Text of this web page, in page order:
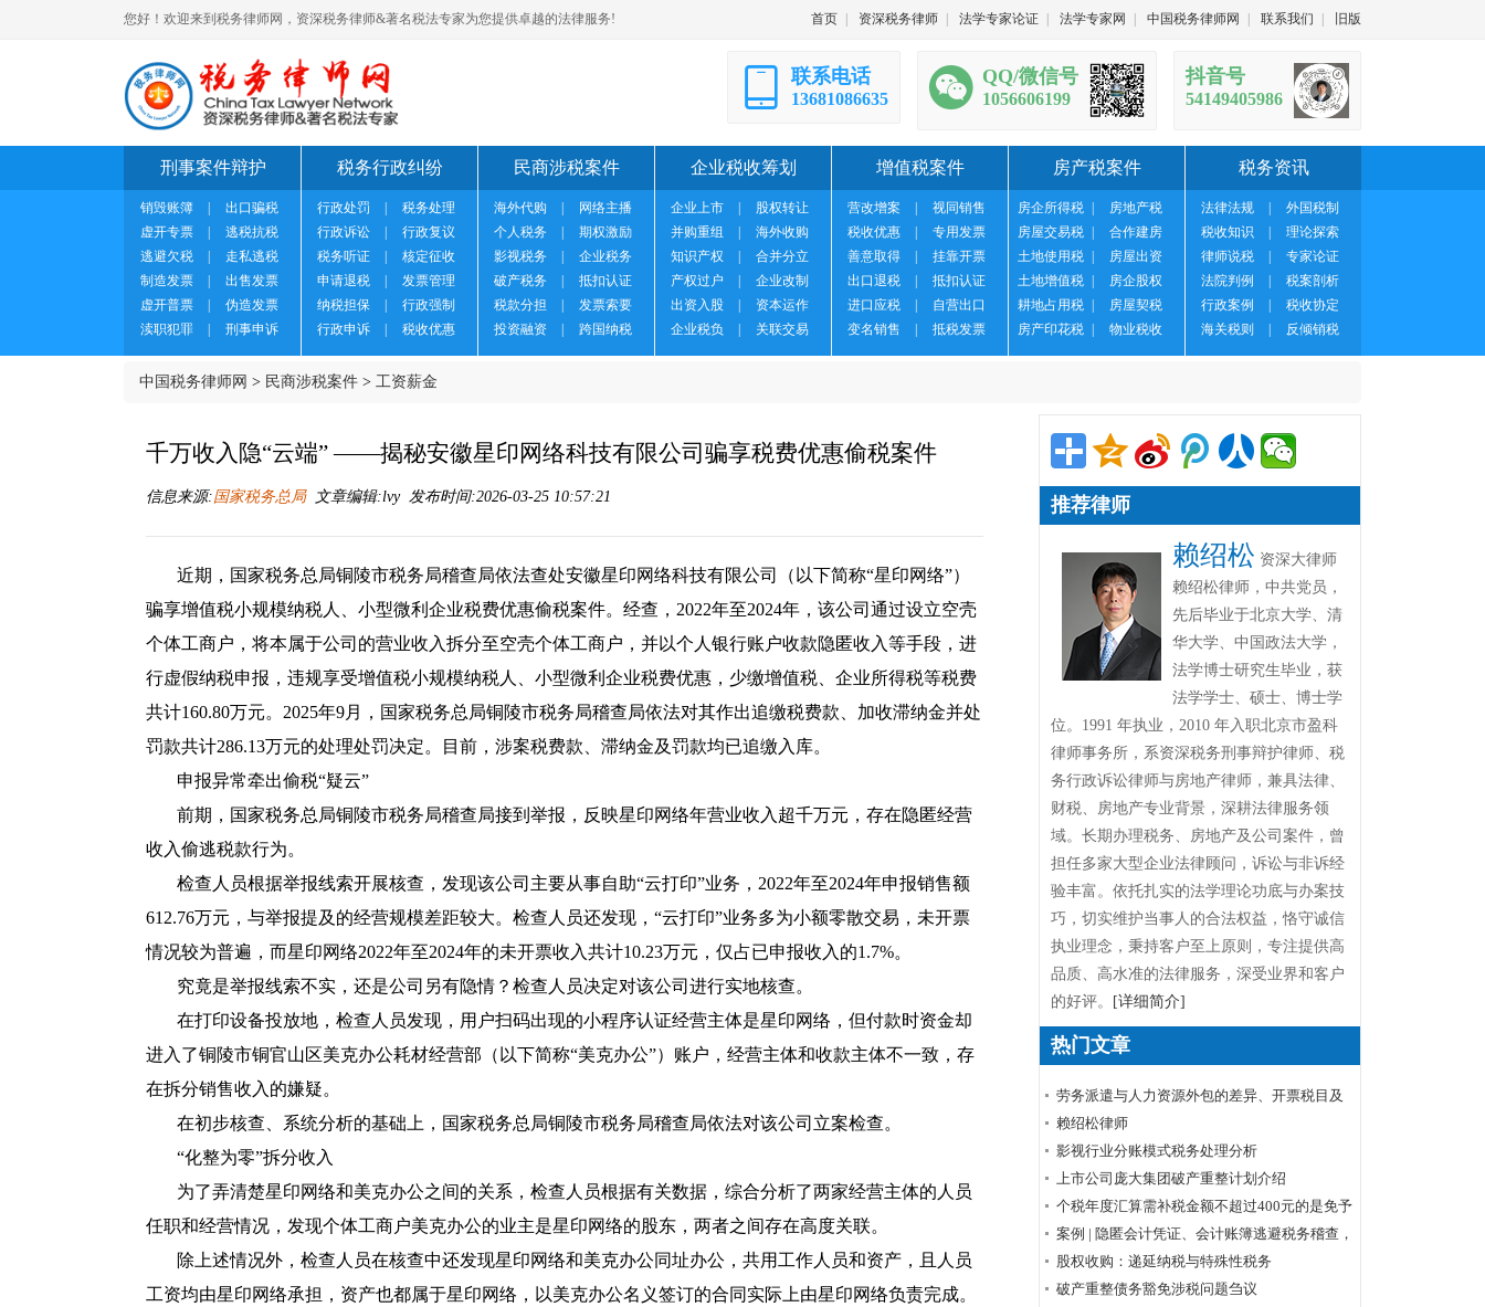
您好！欢迎来到税务律师网，资深税务律师&著名税法专家为您提供卓越的法律服务! 首页 资深税务律师 法学专家论证 法学专家网 中国税务律师网 联系我们 旧版
联系电话
13681086635
QQ/微信号
1056606199
抖音号
54149405986
刑事案件辩护
销毁账簿
出口骗税
虚开专票
逃税抗税
逃避欠税
走私逃税
制造发票
出售发票
虚开普票
伪造发票
渎职犯罪
刑事申诉
税务行政纠纷
行政处罚
税务处理
行政诉讼
行政复议
税务听证
核定征收
申请退税
发票管理
纳税担保
行政强制
行政申诉
税收优惠
民商涉税案件
海外代购
网络主播
个人税务
期权激励
影视税务
企业税务
破产税务
抵扣认证
税款分担
发票索要
投资融资
跨国纳税
企业税收筹划
企业上市
股权转让
并购重组
海外收购
知识产权
合并分立
产权过户
企业改制
出资入股
资本运作
企业税负
关联交易
增值税案件
营改增案
视同销售
税收优惠
专用发票
善意取得
挂靠开票
出口退税
抵扣认证
进口应税
自营出口
变名销售
抵税发票
房产税案件
房企所得税
房地产税
房屋交易税
合作建房
土地使用税
房屋出资
土地增值税
房企股权
耕地占用税
房屋契税
房产印花税
物业税收
税务资讯
法律法规
外国税制
税收知识
理论探索
律师说税
专家论证
法院判例
税案剖析
行政案例
税收协定
海关税则
反倾销税
中国税务律师网 > 民商涉税案件 > 工资薪金
千万收入隐“云端” ——揭秘安徽星印网络科技有限公司骗享税费优惠偷税案件
信息来源:国家税务总局文章编辑:lvy 发布时间:2026-03-25 10:57:21
近期，国家税务总局铜陵市税务局稽查局依法查处安徽星印网络科技有限公司（以下简称“星印网络”）
骗享增值税小规模纳税人、小型微利企业税费优惠偷税案件。经查，2022年至2024年，该公司通过设立空壳
个体工商户，将本属于公司的营业收入拆分至空壳个体工商户，并以个人银行账户收款隐匿收入等手段，进
行虚假纳税申报，违规享受增值税小规模纳税人、小型微利企业税费优惠，少缴增值税、企业所得税等税费
共计160.80万元。2025年9月，国家税务总局铜陵市税务局稽查局依法对其作出追缴税费款、加收滞纳金并处
罚款共计286.13万元的处理处罚决定。目前，涉案税费款、滞纳金及罚款均已追缴入库。
申报异常牵出偷税“疑云”
前期，国家税务总局铜陵市税务局稽查局接到举报，反映星印网络年营业收入超千万元，存在隐匿经营
收入偷逃税款行为。
检查人员根据举报线索开展核查，发现该公司主要从事自助“云打印”业务，2022年至2024年申报销售额
612.76万元，与举报提及的经营规模差距较大。检查人员还发现，“云打印”业务多为小额零散交易，未开票
情况较为普遍，而星印网络2022年至2024年的未开票收入共计10.23万元，仅占已申报收入的1.7%。
究竟是举报线索不实，还是公司另有隐情？检查人员决定对该公司进行实地核查。
在打印设备投放地，检查人员发现，用户扫码出现的小程序认证经营主体是星印网络，但付款时资金却
进入了铜陵市铜官山区美克办公耗材经营部（以下简称“美克办公”）账户，经营主体和收款主体不一致，存
在拆分销售收入的嫌疑。
在初步核查、系统分析的基础上，国家税务总局铜陵市税务局稽查局依法对该公司立案检查。
“化整为零”拆分收入
为了弄清楚星印网络和美克办公之间的关系，检查人员根据有关数据，综合分析了两家经营主体的人员
任职和经营情况，发现个体工商户美克办公的业主是星印网络的股东，两者之间存在高度关联。
除上述情况外，检查人员在核查中还发现星印网络和美克办公同址办公，共用工作人员和资产，且人员
工资均由星印网络承担，资产也都属于星印网络，以美克办公名义签订的合同实际上由星印网络负责完成。
推荐律师
赖绍松 资深大律师
赖绍松律师，中共党员，
先后毕业于北京大学、清
华大学、中国政法大学，
法学博士研究生毕业，获
法学学士、硕士、博士学
位。1991 年执业，2010 年入职北京市盈科
律师事务所，系资深税务刑事辩护律师、税
务行政诉讼律师与房地产律师，兼具法律、
财税、房地产专业背景，深耕法律服务领
域。长期办理税务、房地产及公司案件，曾
担任多家大型企业法律顾问，诉讼与非诉经
验丰富。依托扎实的法学理论功底与办案技
巧，切实维护当事人的合法权益，恪守诚信
执业理念，秉持客户至上原则，专注提供高
品质、高水准的法律服务，深受业界和客户
的好评。
[详细简介]
热门文章
劳务派遣与人力资源外包的差异、开票税目及
税率
赖绍松律师
影视行业分账模式税务处理分析
上市公司庞大集团破产重整计划介绍
个税年度汇算需补税金额不超过400元的是免予
申报还是免予补缴
案例 | 隐匿会计凭证、会计账簿逃避税务稽查，
小心被判刑！
股权收购：递延纳税与特殊性税务
破产重整债务豁免涉税问题刍议